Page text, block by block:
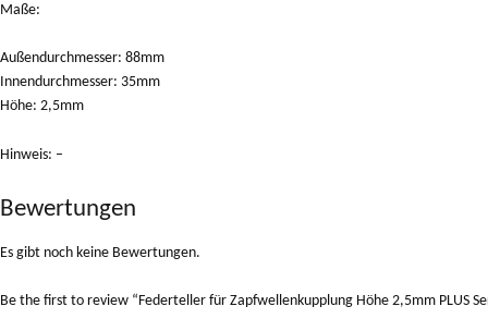
Maße:
Außendurchmesser: 88mm
Innendurchmesser: 35mm
Höhe: 2,5mm
Hinweis: –
Bewertungen
Es gibt noch keine Bewertungen.
Be the first to review “Federteller für Zapfwellenkupplung Höhe 2,5mm PLUS